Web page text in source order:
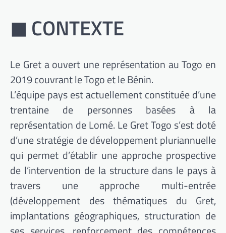
◼ CONTEXTE
Le Gret a ouvert une représentation au Togo en
2019 couvrant le Togo et le Bénin.
L’équipe pays est actuellement constituée d’une
trentaine de personnes basées à la
représentation de Lomé. Le Gret Togo s’est doté
d’une stratégie de développement pluriannuelle
qui permet d’établir une approche prospective
de l’intervention de la structure dans le pays à
travers une approche multi-entrée
(développement des thématiques du Gret,
implantations géographiques, structuration de